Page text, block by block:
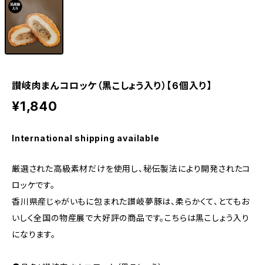
讃岐肉まんコロッケ（黒こしょう入り）【6個入り】
¥1,840
International shipping available
厳選された高級素材だけを使用し、秘伝製法により開発されたコ
ロッケです。
香川県産じゃがいもに包まれた讃岐夢豚は、柔らかくて、とてもお
いしく全国の物産展で大好評の商品です。こちらは黒こしょう入り
になります。